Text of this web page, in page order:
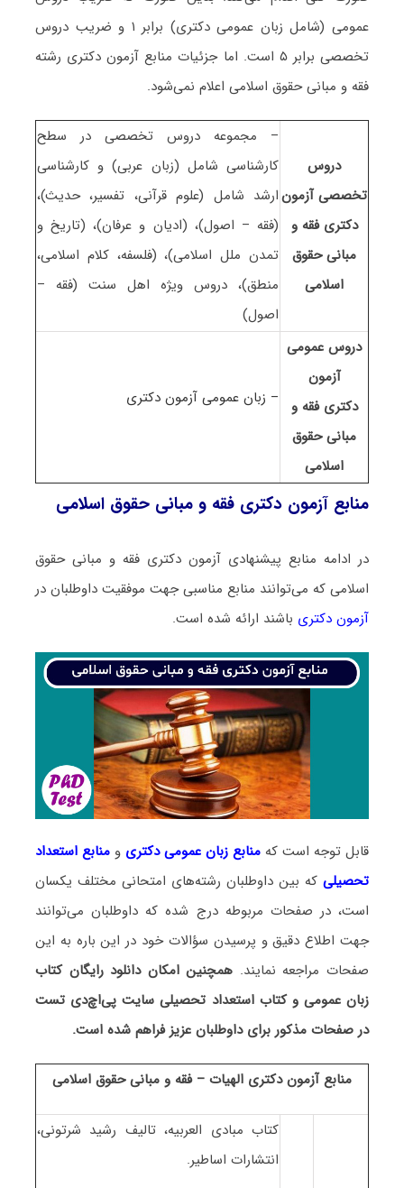
عمومی (شامل زبان عمومی دکتری) برابر ۱ و ضریب دروس
تخصصی برابر ۵ است
. اما جزئیات منابع آزمون دکتری رشته
فقه و مبانی حقوق اسلامی اعلام نمی‌شود.
دروس
تخصصی آزمون
دکتری فقه و
مبانی حقوق
اسلامی
– مجموعه دروس تخصصی در سطح
کارشناسی شامل (زبان عربی) و کارشناسی
ارشد شامل (علوم قرآنی، تفسیر، حدیث)،
(فقه – اصول)، (ادیان و عرفان)، (تاریخ و
تمدن ملل اسلامی)، (فلسفه، کلام اسلامی،
منطق)، دروس ویژه اهل سنت (فقه –
اصول)
دروس عمومی
آزمون
دکتری فقه و
مبانی حقوق
اسلامی
– زبان عمومی آزمون دکتری
منابع آزمون دکتری فقه و مبانی حقوق اسلامی
در ادامه منابع پیشنهادی آزمون دکتری فقه و مبانی حقوق
اسلامی که می‌توانند منابع مناسبی جهت موفقیت داوطلبان در
آزمون دکتری باشند ارائه شده است.
قابل توجه است که منابع زبان عمومی دکتری و منابع استعداد
تحصیلیکه بین داوطلبان رشته‌های امتحانی مختلف یکسان
است، در صفحات مربوطه درج شده که داوطلبان می‌توانند
جهت اطلاع دقیق و پرسیدن سؤالات خود در این باره به این
صفحات مراجعه نمایند. همچنین امکان دانلود رایگان کتاب
زبان عمومی و کتاب استعداد تحصیلی سایت پی‌اچ‌دی تست
در صفحات مذکور برای داوطلبان عزیز فراهم شده است.
منابع آزمون دکتری الهیات – فقه و مبانی حقوق اسلامی
کتاب مبادی العربیه، تالیف رشید شرتونی،
انتشارات اساطیر.